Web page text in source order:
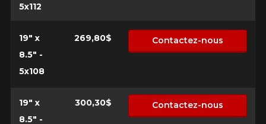
5x112
19" x
8.5" -
5x108
269,80$ Contactez-nous
19" x
8.5" -
300,30$ Contactez-nous